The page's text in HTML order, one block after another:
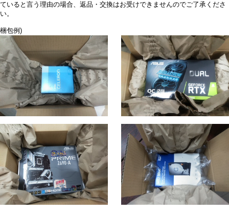
ていると言う理由の場合、返品・交換はお受けできませんのでご了承くださ
い。
梱包例)